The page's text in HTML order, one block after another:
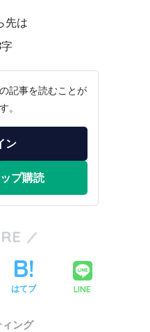
先は
記事を読むことが
。
ン
プ購読
はてブ LINE
ング